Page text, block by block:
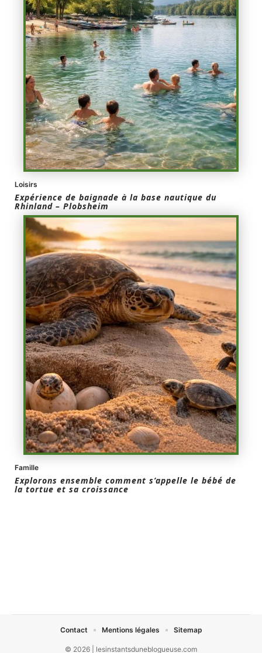
Loisirs
Expérience de baignade à la base nautique du
Rhinland – Plobsheim
Famille
Explorons ensemble comment s’appelle le bébé de
la tortue et sa croissance
© 2026 | lesinstantsduneblogueuse.com
Contact Mentions légales Sitemap